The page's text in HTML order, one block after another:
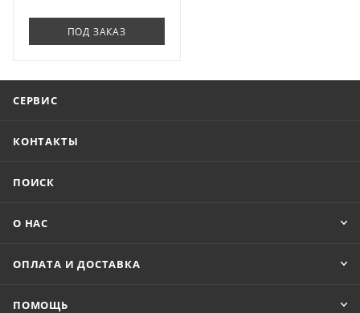
ПОД ЗАКАЗ
СЕРВИС
КОНТАКТЫ
ПОИСК
О НАС
ОПЛАТА И ДОСТАВКА
ПОМОЩЬ